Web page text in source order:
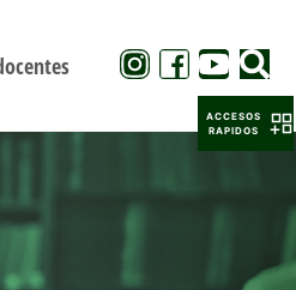
ACCESOS
RAPIDOS